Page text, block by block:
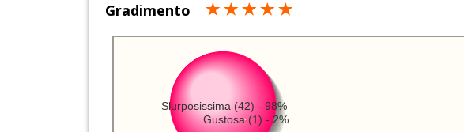
Gradimento
Slurposissima (42) - 98%
Gustosa (1) - 2%